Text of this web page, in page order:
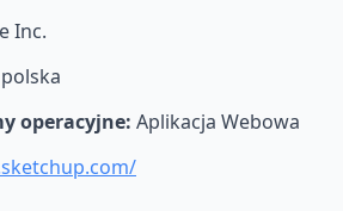
Inc.
polska
operacyjne: Aplikacja Webowa